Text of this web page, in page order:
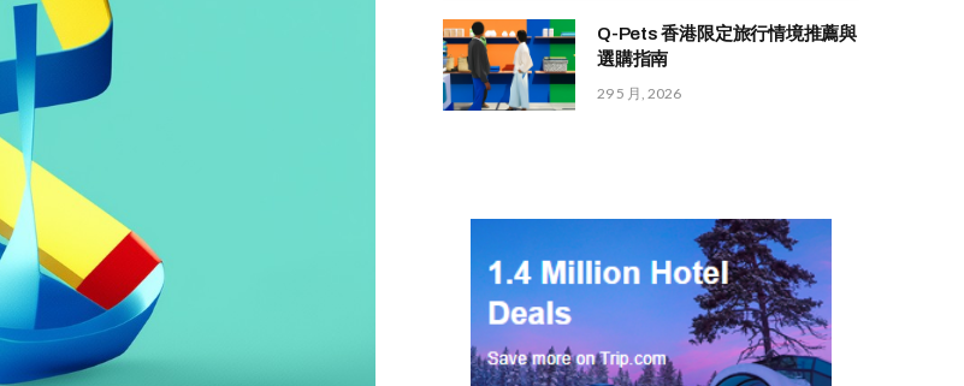
Q-Pets 香港限定旅行情境推薦與
選購指南
29 5 月, 2026